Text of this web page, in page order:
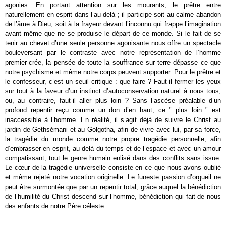
agonies. En portant attention sur les mourants, le prêtre entre
naturellement en esprit dans l’au-delà ; il participe soit au calme abandon
de l’âme à Dieu, soit à la frayeur devant l’inconnu qui frappe l’imagination
avant même que ne se produise le départ de ce monde. Si le fait de se
tenir au chevet d’une seule personne agonisante nous offre un spectacle
bouleversant par le contraste avec notre représentation de l’homme
premier-crée, la pensée de toute la souffrance sur terre dépasse ce que
notre psychisme et même notre corps peuvent supporter. Pour le prêtre et
le confesseur, c’est un seuil critique : que faire ? Faut-il fermer les yeux
sur tout à la faveur d’un instinct d’autoconservation naturel à nous tous,
ou, au contraire, faut-il aller plus loin ? Sans l’ascèse préalable d’un
profond repentir reçu comme un don d’en haut, ce " plus loin " est
inaccessible à l’homme. En réalité, il s’agit déjà de suivre le Christ au
jardin de Gethsémani et au Golgotha, afin de vivre avec lui, par sa force,
la tragédie du monde comme notre propre tragédie personnelle, afin
d’embrasser en esprit, au-delà du temps et de l’espace et avec un amour
compatissant, tout le genre humain enlisé dans des conflits sans issue.
Le cœur de la tragédie universelle consiste en ce que nous avons oublié
et même rejeté notre vocation originelle. Le funeste passion d’orgueil ne
peut être surmontée que par un repentir total, grâce auquel la bénédiction
de l’humilité du Christ descend sur l’homme, bénédiction qui fait de nous
des enfants de notre Père céleste.